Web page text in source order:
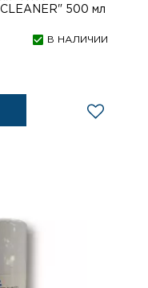
CLEANER" 500 мл
В НАЛИЧИИ